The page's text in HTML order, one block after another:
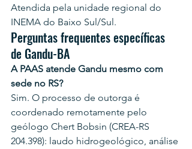
Atendida pela unidade regional do
INEMA do Baixo Sul/Sul.
Perguntas frequentes específicas
de Gandu-BA
A PAAS atende Gandu mesmo com
sede no RS?
Sim. O processo de outorga é
coordenado remotamente pelo
geólogo Chert Bobsin (CREA-RS
204.398): laudo hidrogeológico, análise